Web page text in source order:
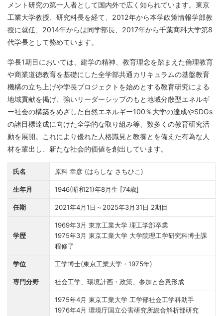
メント研究の第一人者として国内外で広く知られています。東京
工業大学教授、研究科長を経て、2012年から本学政策情報学部教
授に就任、2014年からは同学部長、2017年から千葉商科大学第8
代学長として務めています。
学長1期目においては、建学の精神、教育理念を踏まえた倫理教育
や商業道徳教育を基礎にした全学部共通カリキュラムの基盤教育
機構の立ち上げや学長プロジェクトを始めとする教育研究による
地域貢献を掲げ、強いリーダーシップのもと地域分散型エネルギ
ー社会の構築をめざした自然エネルギー100％大学の達成やSDGs
の諸目標達成に向けた全学的な取り組み等、数多くの教育研究活
動を展開。これにより優れた人格識見と教養とを備えた有為な人
材を輩出し、新たな社会的価値を創出しています。
氏名 原科 幸彦 (はらしな さちひこ)
生年月 1946(昭和21)年8月生 [74歳]
任期 2021年4月1日～2025年3月31日 2期目
学歴
1969年3月 東京工業大学 理工学部卒業
1975年3月 東京工業大学 大学院理工学研究科博士課
程修了
学位 工学博士(東京工業大学・1975年)
専門分野 社会工学、環境計画・政策、参加と合意形成
1975年4月 東京工業大学 工学部社会工学科助手
1976年4月 環境庁国立公害研究所総合解析部研究